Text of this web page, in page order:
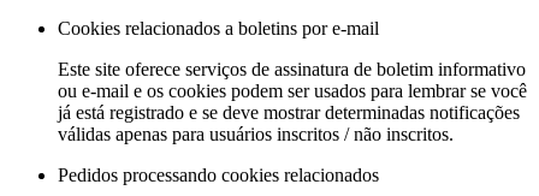
Cookies relacionados a boletins por e-mail
Este site oferece serviços de assinatura de boletim informativo
ou e-mail e os cookies podem ser usados ​​para lembrar se você
já está registrado e se deve mostrar determinadas notificações
válidas apenas para usuários inscritos / não inscritos.
Pedidos processando cookies relacionados